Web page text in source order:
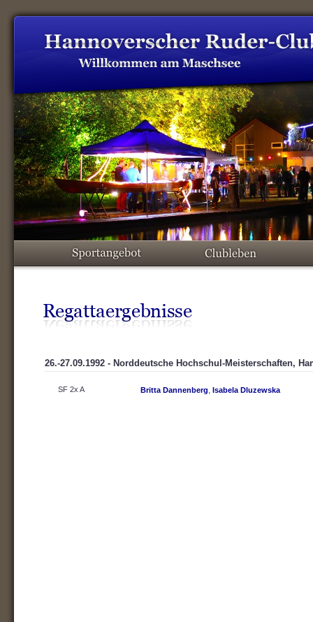
26.-27.09.1992 - Norddeutsche Hochschul-Meisterschaften,
SF 2x A Britta Dannenberg Isabela Dluzewska